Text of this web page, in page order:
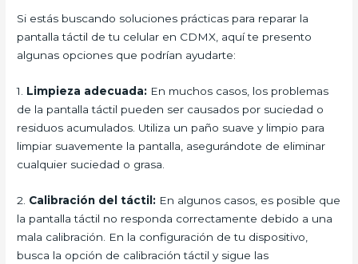
Si estás buscando soluciones prácticas para reparar la
pantalla táctil de tu celular en CDMX, aquí te presento
algunas opciones que podrían ayudarte:
1. Limpieza adecuada: En muchos casos, los problemas
de la pantalla táctil pueden ser causados por suciedad o
residuos acumulados. Utiliza un paño suave y limpio para
limpiar suavemente la pantalla, asegurándote de eliminar
cualquier suciedad o grasa.
2. Calibración del táctil: En algunos casos, es posible que
la pantalla táctil no responda correctamente debido a una
mala calibración. En la configuración de tu dispositivo,
busca la opción de calibración táctil y sigue las